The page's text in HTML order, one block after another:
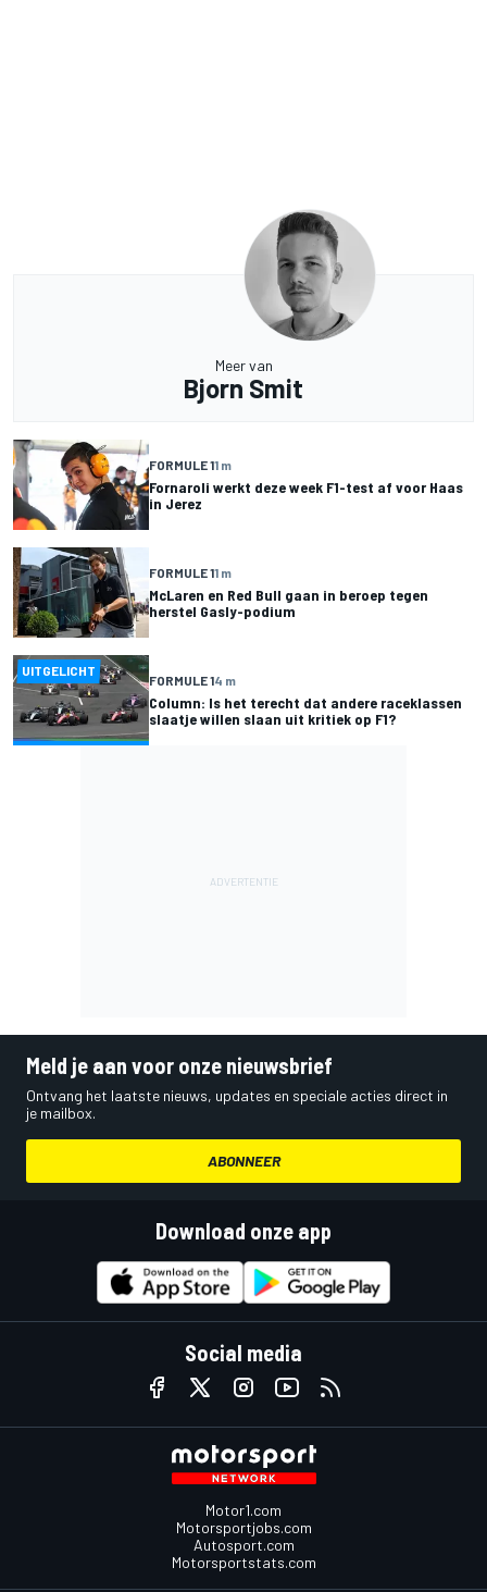
Meer van
Bjorn Smit
FORMULE 11 m
Fornaroli werkt deze week F1-test af voor Haas
in Jerez
FORMULE 11 m
McLaren en Red Bull gaan in beroep tegen
herstel Gasly-podium
UITGELICHT
FORMULE 14 m
Column: Is het terecht dat andere raceklassen
slaatje willen slaan uit kritiek op F1?
Meld je aan voor onze nieuwsbrief
Ontvang het laatste nieuws, updates en speciale acties direct in
je mailbox.
ABONNEER
Download onze app
Social media
Motor1.com
Motorsportjobs.com
Autosport.com
Motorsportstats.com